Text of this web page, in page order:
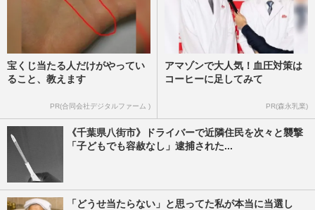
宝くじ当たる人だけがやってい
ること、教えます
PR(合同会社デジタルファーム )
アマゾンで大人気！血圧対策は
コーヒーに足してみて
PR(森永乳業)
《千葉県八街市》ドライバーで近隣住民を次々と襲撃
「子どもでも容赦なし」逮捕された...
「どうせ当たらない」と思ってた私が本当に当選し